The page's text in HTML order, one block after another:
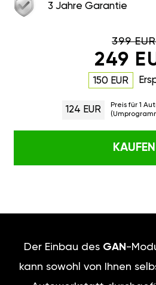
3 Jahre Garantie
399 EUR
249
150 EUR
124 EUR
Preis für 1
KAUFEN
Der Einbau des GAN -
kann sowohl von Ihnen